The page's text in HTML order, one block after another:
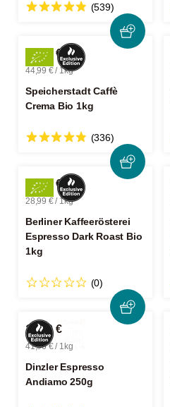
(539)
44,99 €
44,99 € / 1kg
Speicherstadt Caffè
Crema Bio 1kg
(336)
28,99 €
28,99 € / 1kg
Berliner Kaffeerösterei
Espresso Dark Roast Bio
1kg
(0)
10,49 €
41,96 € / 1kg
Dinzler Espresso
Andiamo 250g